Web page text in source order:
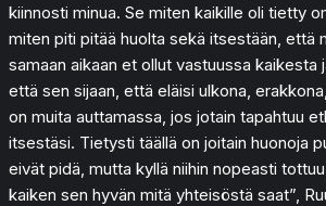
kiinnosti minua. Se miten kaikille oli tietty
miten piti pitää huolta sekä itsestään, että
samaan aikaan et ollut vastuussa kaikesta
että sen sijaan, että eläisi ulkona,
on muita auttamassa, jos jotain tapahtuu
itsestäsi. Tietysti täällä on joitain huonoja
eivät pidä, mutta kyllä niihin nopeasti
kaiken sen hyvän mitä yhteisöstä saat”,